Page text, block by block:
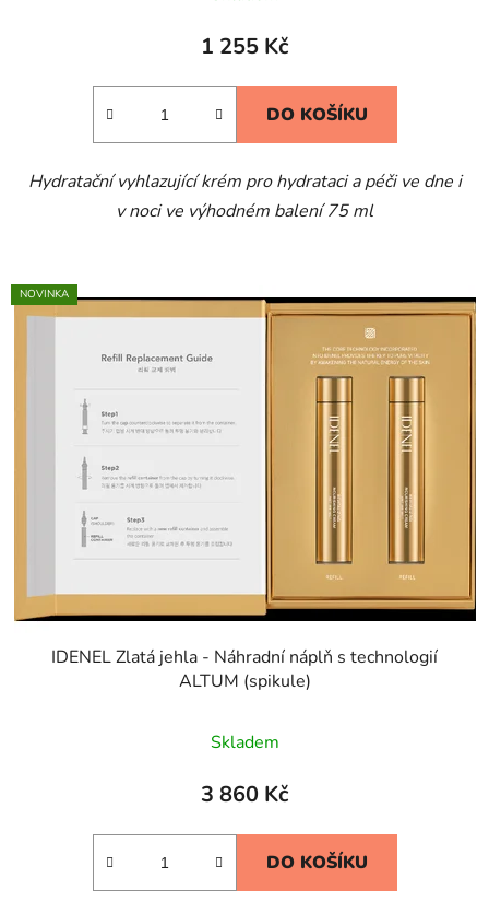
1 255 Kč
DO KOŠÍKU
Hydratační vyhlazující krém pro hydrataci a péči ve dne i
v noci ve výhodném balení 75 ml
NOVINKA
IDENEL Zlatá jehla - Náhradní náplň s technologií
ALTUM (spikule)
Skladem
3 860 Kč
DO KOŠÍKU